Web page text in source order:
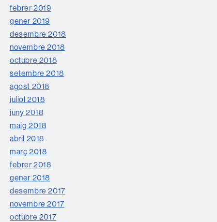
febrer 2019
gener 2019
desembre 2018
novembre 2018
octubre 2018
setembre 2018
agost 2018
juliol 2018
juny 2018
maig 2018
abril 2018
març 2018
febrer 2018
gener 2018
desembre 2017
novembre 2017
octubre 2017